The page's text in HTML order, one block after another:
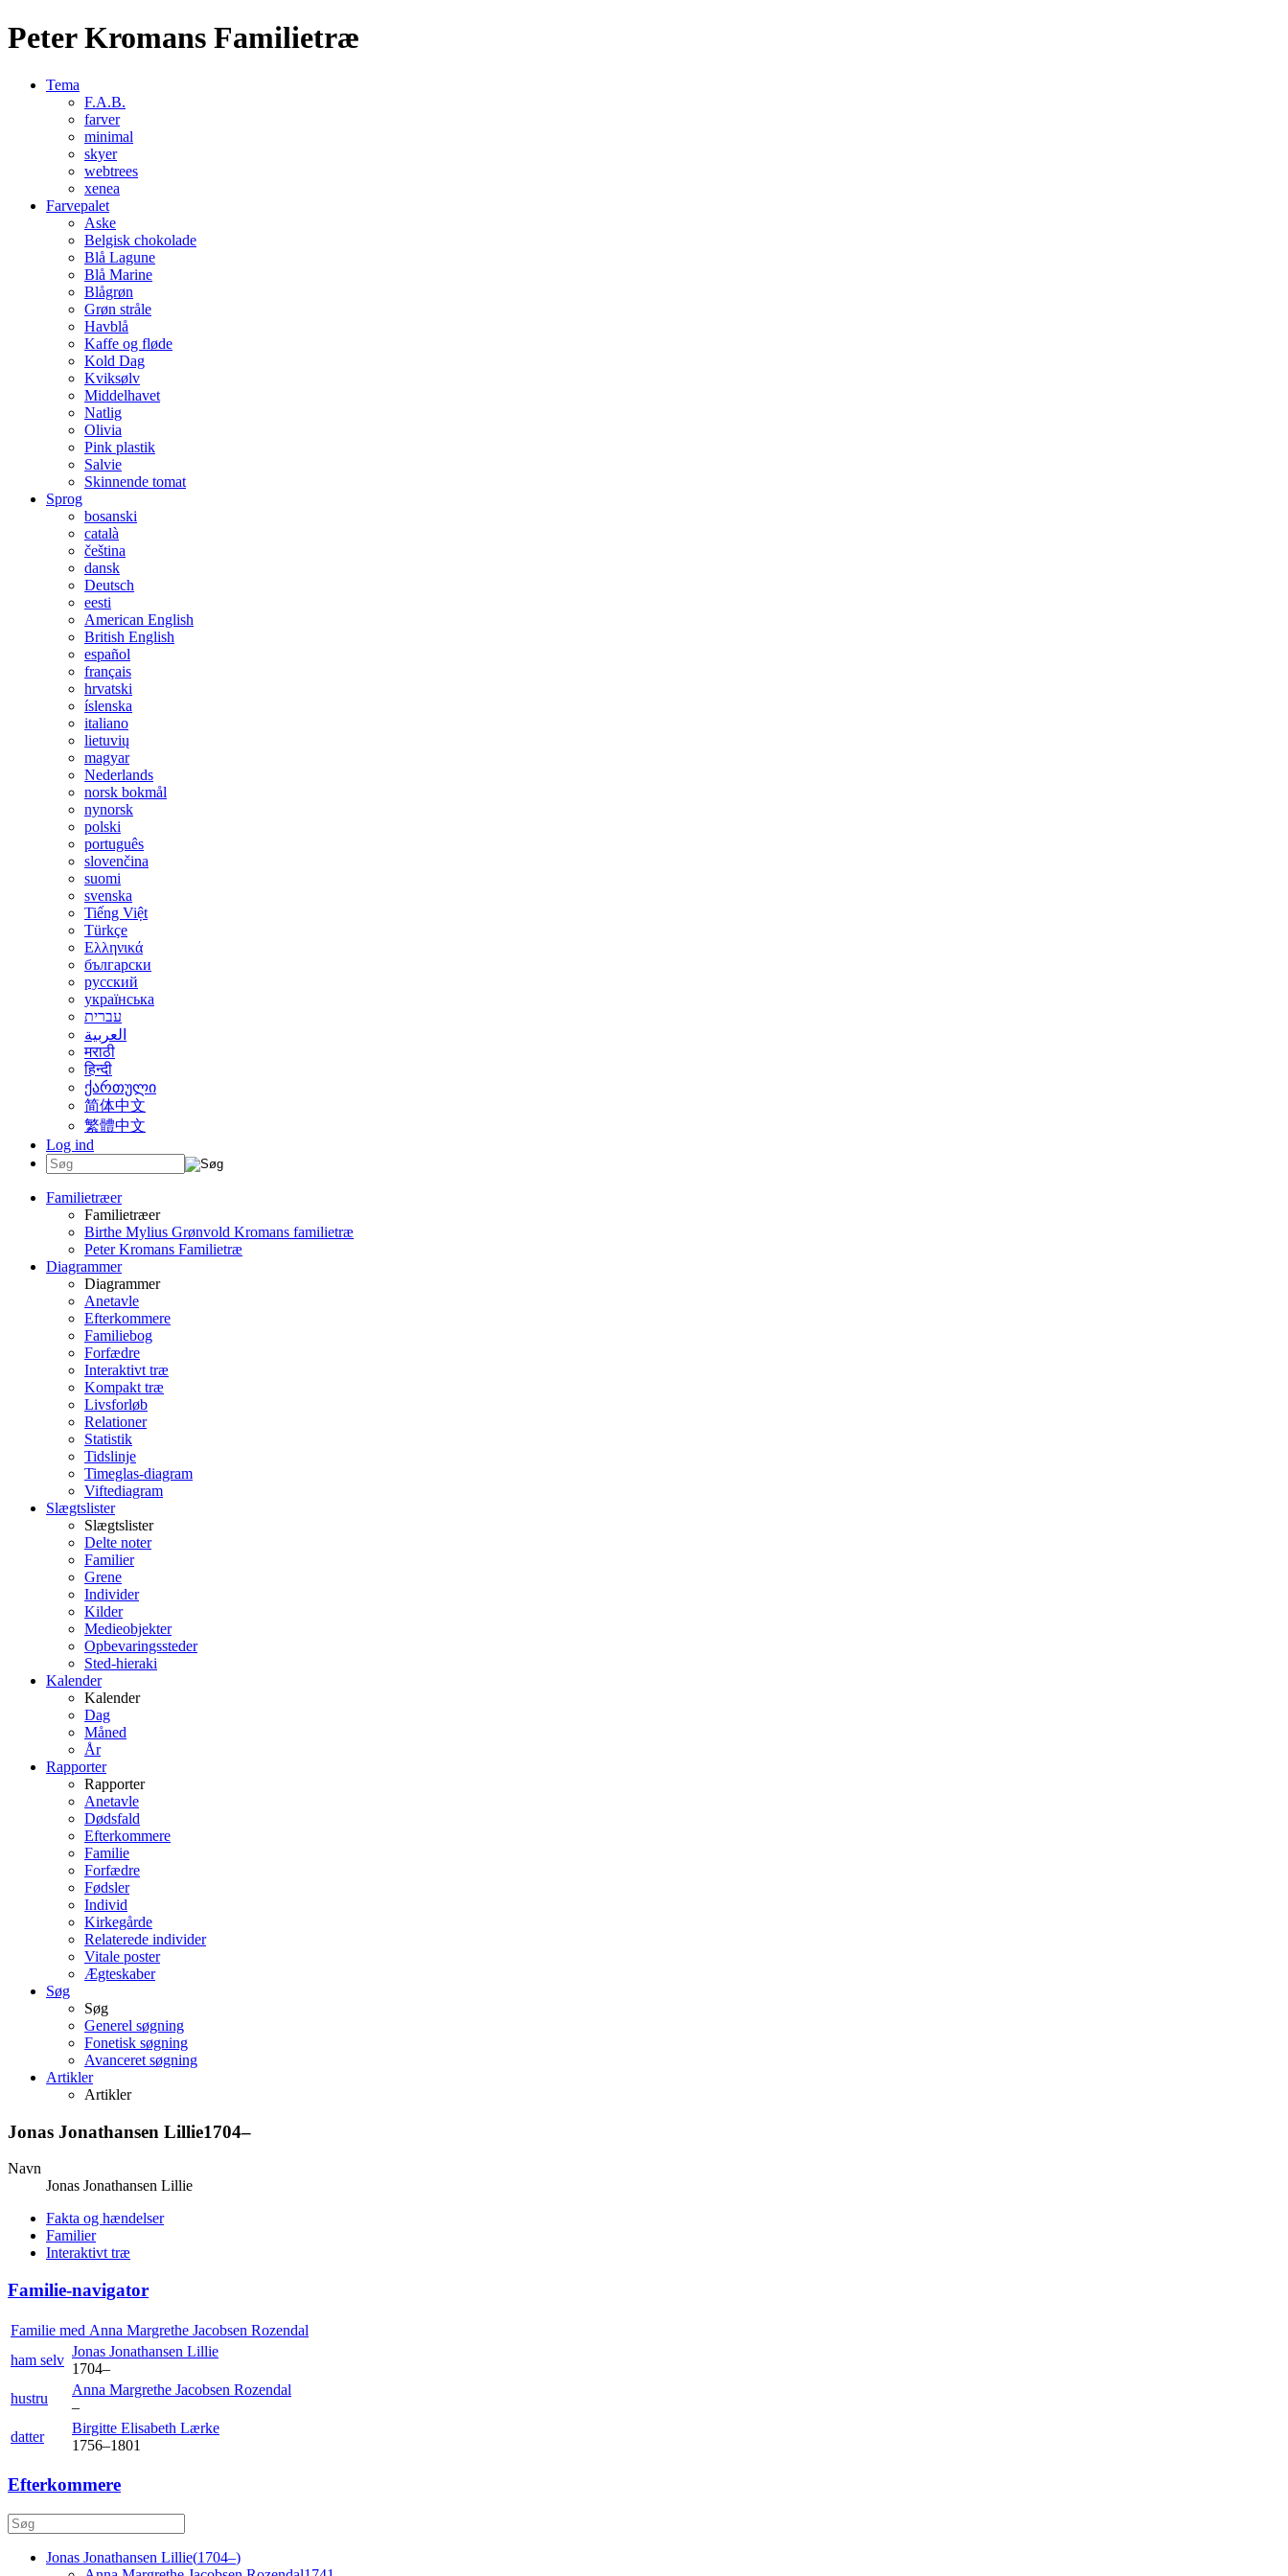
Peter Kromans Familietræ
Tema
F.A.B.
farver
minimal
skyer
webtrees
xenea
Farvepalet
Aske
Belgisk chokolade
Blå Lagune
Blå Marine
Blågrøn
Grøn stråle
Havblå
Kaffe og fløde
Kold Dag
Kviksølv
Middelhavet
Natlig
Olivia
Pink plastik
Salvie
Skinnende tomat
Sprog
bosanski
català
čeština
dansk
Deutsch
eesti
American English
British English
español
français
hrvatski
íslenska
italiano
lietuvių
magyar
Nederlands
norsk bokmål
nynorsk
polski
português
slovenčina
suomi
svenska
Tiếng Việt
Türkçe
Ελληνικά
български
русский
українська
עברית
العربية
मराठी
हिन्दी
ქართული
简体中文
繁體中文
Log ind
Familietræer
Familietræer
Birthe Mylius Grønvold Kromans familietræ
Peter Kromans Familietræ
Diagrammer
Diagrammer
Anetavle
Efterkommere
Familiebog
Forfædre
Interaktivt træ
Kompakt træ
Livsforløb
Relationer
Statistik
Tidslinje
Timeglas-diagram
Viftediagram
Slægtslister
Slægtslister
Delte noter
Familier
Grene
Individer
Kilder
Medieobjekter
Opbevaringssteder
Sted-hieraki
Kalender
Kalender
Dag
Måned
År
Rapporter
Rapporter
Anetavle
Dødsfald
Efterkommere
Familie
Forfædre
Fødsler
Individ
Kirkegårde
Relaterede individer
Vitale poster
Ægteskaber
Søg
Søg
Generel søgning
Fonetisk søgning
Avanceret søgning
Artikler
Artikler
Jonas Jonathansen Lillie1704–
Navn
Jonas Jonathansen Lillie
Fakta og hændelser
Familier
Interaktivt træ
Familie-navigator
Familie med Anna Margrethe Jacobsen Rozendal
ham selv
Jonas Jonathansen Lillie
1704–
hustru
Anna Margrethe Jacobsen Rozendal
–
datter
Birgitte Elisabeth Lærke
1756–1801
Efterkommere
Jonas Jonathansen Lillie(1704–)